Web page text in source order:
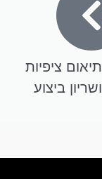
תיאום ציפיות
ושריון ביצוע